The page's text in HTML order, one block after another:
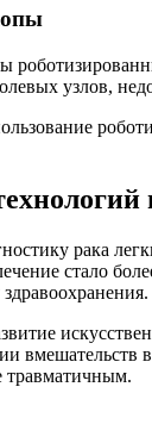
узлов,
рака
стало
вмешательств
травматичным.